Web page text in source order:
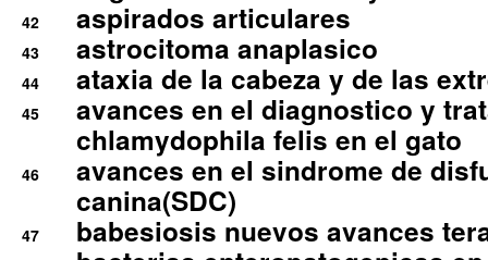
42 aspirados articulares
43 astrocitoma anaplasico
44 ataxia de la cabeza y de las
45
avances en el diagnostico y
chlamydophila felis en el gato
46
avances en el sindrome de
canina(SDC)
47 babesiosis nuevos avances